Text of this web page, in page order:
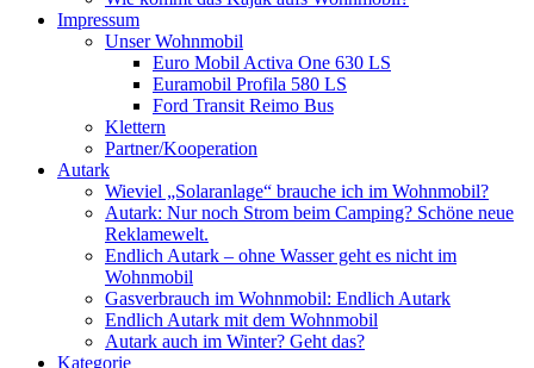
Impressum
Unser Wohnmobil
Euro Mobil Activa One 630 LS
Euramobil Profila 580 LS
Ford Transit Reimo Bus
Klettern
Partner/Kooperation
Autark
Wieviel „Solaranlage“ brauche ich im Wohnmobil?
Autark: Nur noch Strom beim Camping? Schöne neue
Reklamewelt.
Endlich Autark – ohne Wasser geht es nicht im
Wohnmobil
Gasverbrauch im Wohnmobil: Endlich Autark
Endlich Autark mit dem Wohnmobil
Autark auch im Winter? Geht das?
Kategorie